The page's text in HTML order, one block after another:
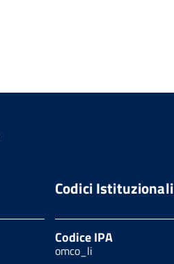
Codici Istituzionali
Codice IPA
omco_li